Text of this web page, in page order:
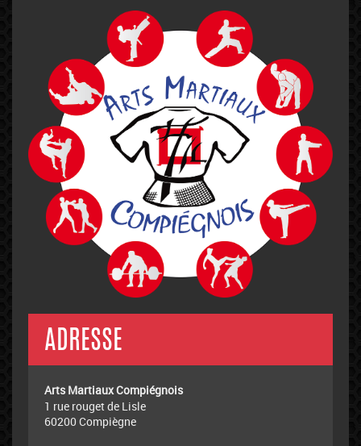
ADRESSE
Arts Martiaux Compiégnois
1 rue rouget de Lisle
60200 Compiègne